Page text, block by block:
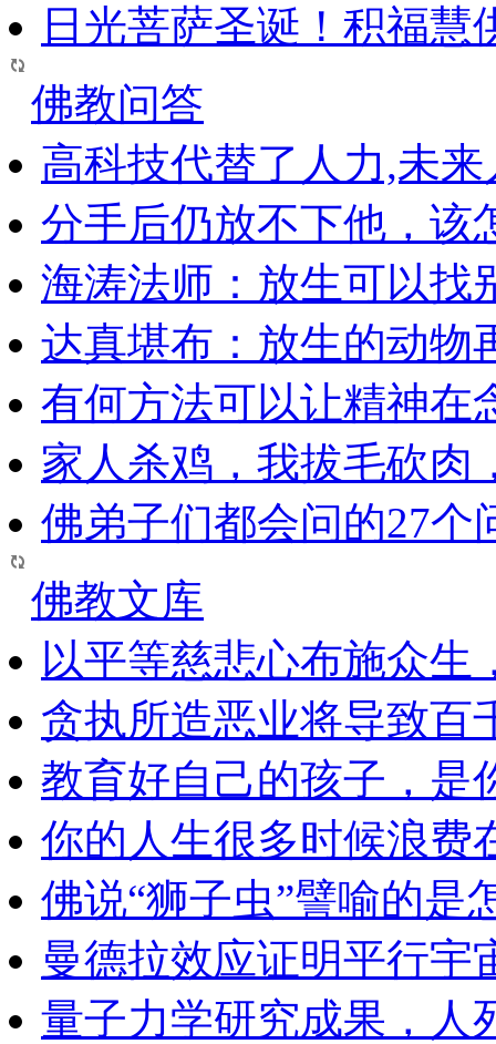
日光菩萨圣诞！积福慧
佛教问答
高科技代替了人力,未
分手后仍放不下他，该
海涛法师：放生可以找
达真堪布：放生的动物
有何方法可以让精神在
家人杀鸡，我拔毛砍肉
佛弟子们都会问的27个
佛教文库
以平等慈悲心布施众生
贪执所造恶业将导致百
教育好自己的孩子，是
你的人生很多时候浪费
佛说“狮子虫”譬喻的是
曼德拉效应证明平行宇
量子力学研究成果，人